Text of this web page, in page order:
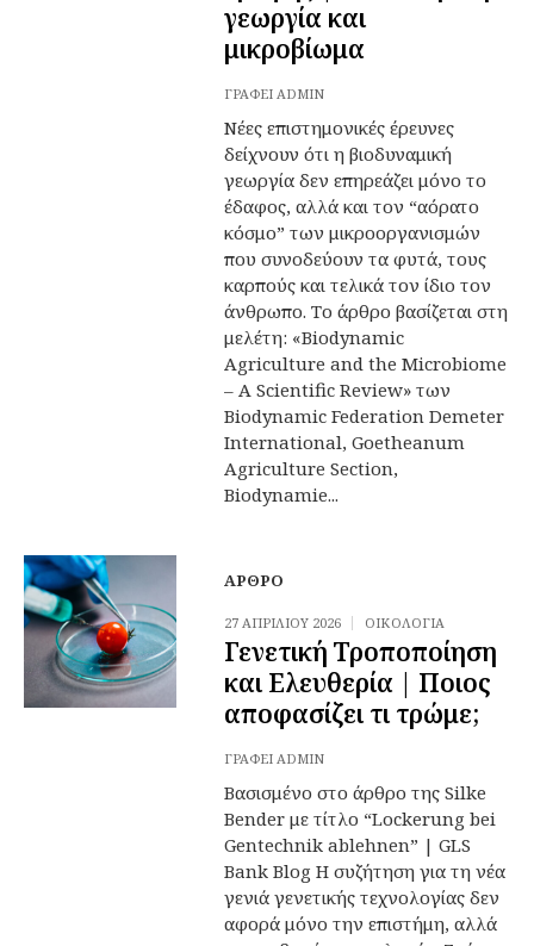
γεωργία και
μικροβίωμα
ΓΡΆΦΕΙ ADMIN
Νέες επιστημονικές έρευνες
δείχνουν ότι η βιοδυναμική
γεωργία δεν επηρεάζει μόνο το
έδαφος, αλλά και τον “αόρατο
κόσμο” των μικροοργανισμών
που συνοδεύουν τα φυτά, τους
καρπούς και τελικά τον ίδιο τον
άνθρωπο. Το άρθρο βασίζεται στη
μελέτη: «Biodynamic
Agriculture and the Microbiome
– A Scientific Review» των
Biodynamic Federation Demeter
International, Goetheanum
Agriculture Section,
Biodynamie...
ΆΡΘΡΟ
27 ΑΠΡΙΛΊΟΥ 2026 ΟΙΚΟΛΟΓΊΑ
Γενετική Τροποποίηση
και Ελευθερία | Ποιος
αποφασίζει τι τρώμε;
ΓΡΆΦΕΙ ADMIN
Βασισμένο στο άρθρο της Silke
Bender με τίτλο “Lockerung bei
Gentechnik ablehnen” | GLS
Bank Blog Η συζήτηση για τη νέα
γενιά γενετικής τεχνολογίας δεν
αφορά μόνο την επιστήμη, αλλά